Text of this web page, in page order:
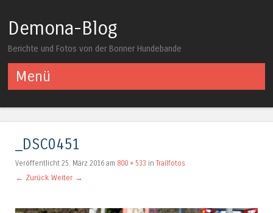
Demona-Blog
Berichte und Fotos von der Bonner Hundebande
Menü
_DSC0451
Veröffentlicht 25. März 2016 am 800 × 533 in Trailfotos
← Zurück Weiter →